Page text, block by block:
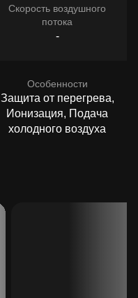
Скорость воздушного
потока
-
Особенности
Защита от перегрева,
Ионизация, Подача
холодного воздуха